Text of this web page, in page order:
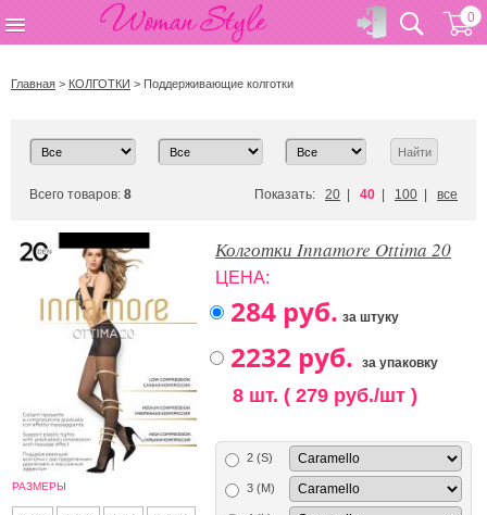
0
Главная > КОЛГОТКИ > Поддерживающие колготки
Всего товаров: 8 Показать: 20 40 100 все
РАЗМЕРЫ
Колготки Innamore Ottima 20
ЦЕНА:
за штуку
за упаковку
8 шт. ( 279 руб./шт )
2 (S)
3 (M)